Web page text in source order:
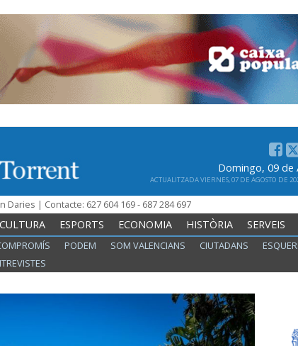
Domingo, 09 de
ACTUALITZADA VIERNES, 07 DE AGOSTO DE
| Contacte: 627 604 169 - 687 284 697
CULTURA ESPORTS ECONOMIA HISTÒRIA SERVEIS
PODEM SOM VALENCIANS CIUTADANS